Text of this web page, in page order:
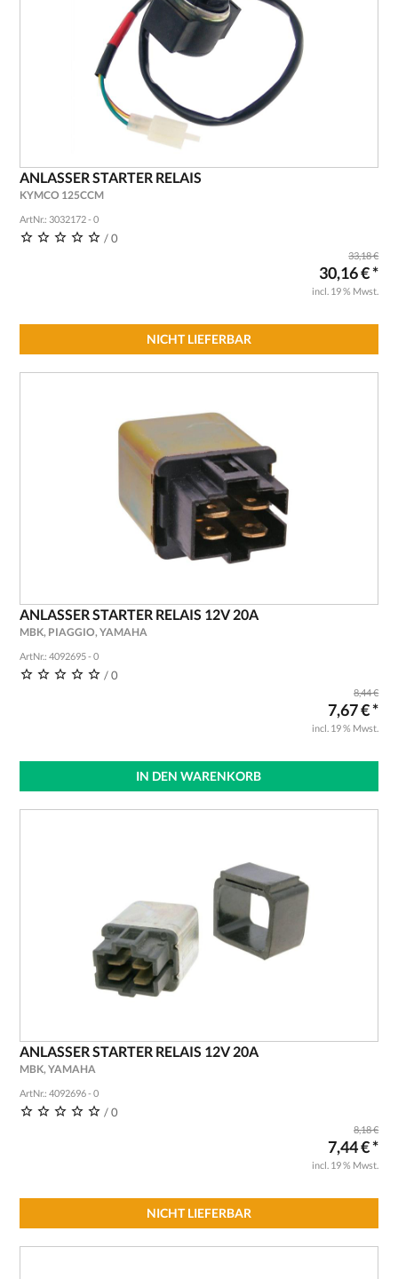
ANLASSER STARTER RELAIS
KYMCO 125CCM
ArtNr.: 3032172 - 0
/ 0
33,18 €
30,16 € *
incl. 19 % Mwst.
NICHT LIEFERBAR
ANLASSER STARTER RELAIS 12V 20A
MBK, PIAGGIO, YAMAHA
ArtNr.: 4092695 - 0
/ 0
8,44 €
7,67 € *
incl. 19 % Mwst.
IN DEN WARENKORB
ANLASSER STARTER RELAIS 12V 20A
MBK, YAMAHA
ArtNr.: 4092696 - 0
/ 0
8,18 €
7,44 € *
incl. 19 % Mwst.
NICHT LIEFERBAR